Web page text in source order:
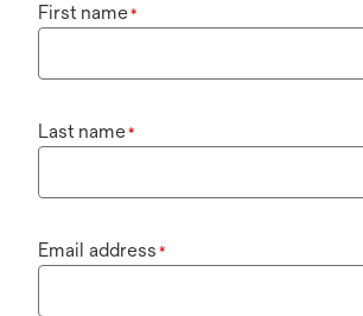
First name*
Last name*
Email address *